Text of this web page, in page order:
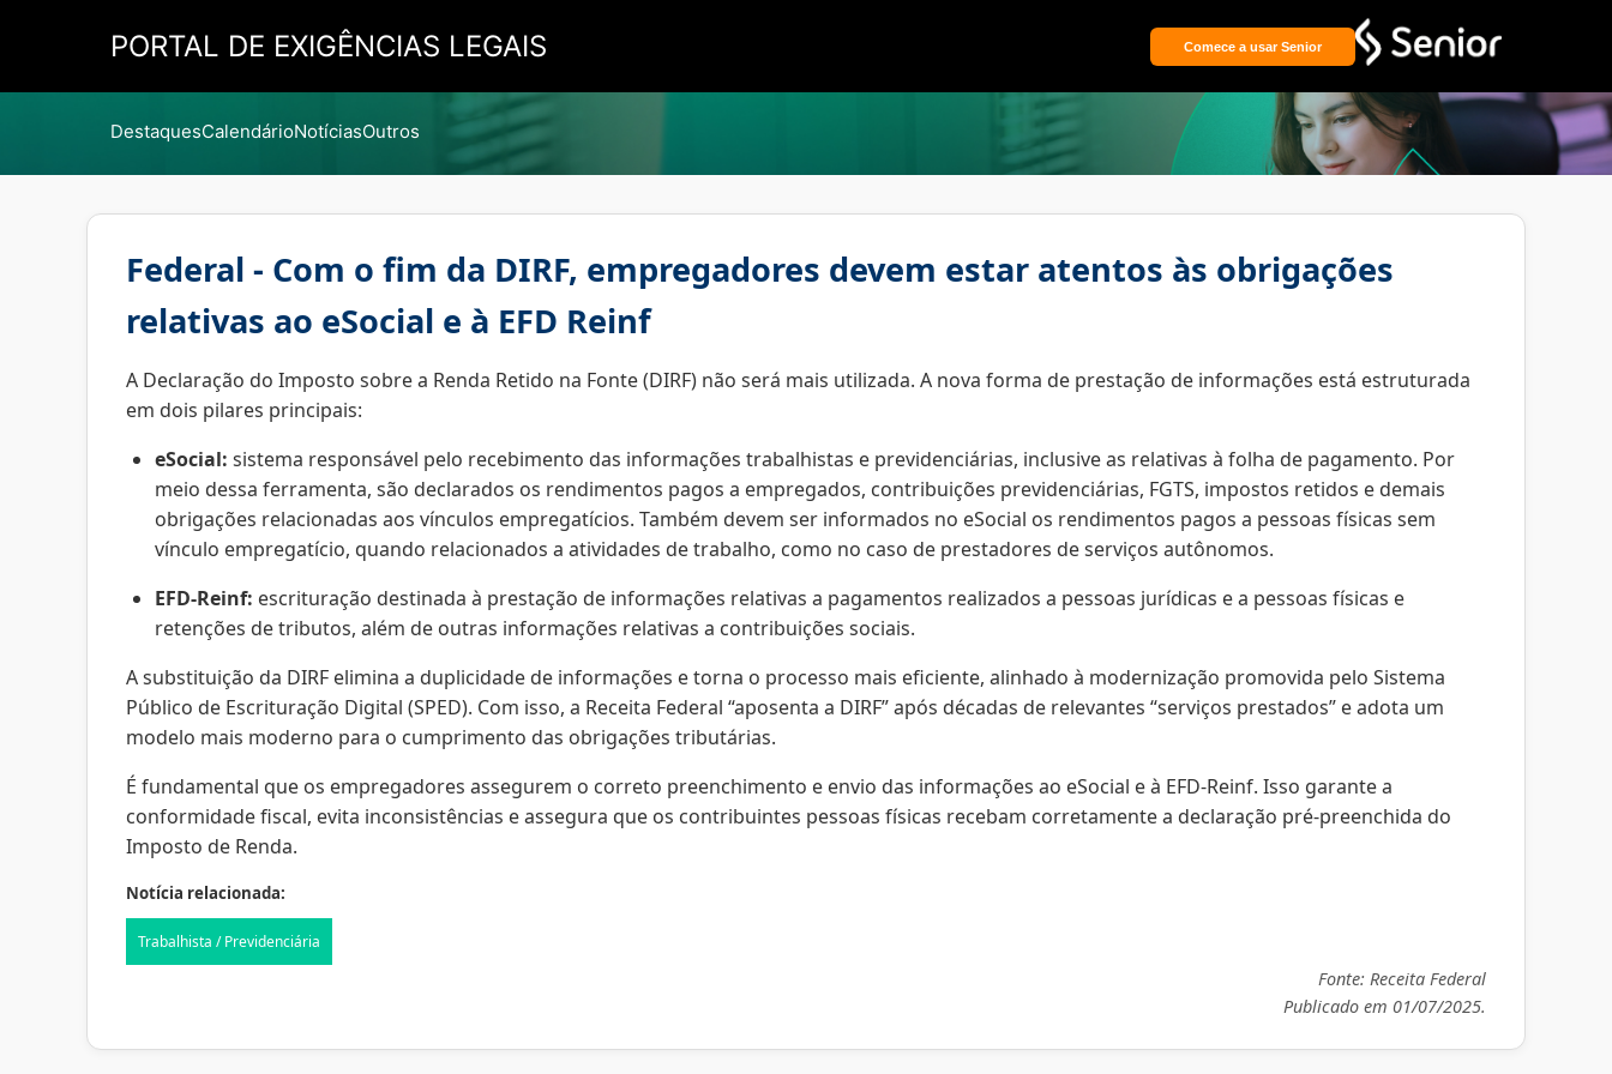
PORTAL DE EXIGÊNCIAS LEGAIS Comece a usar Senior
DestaquesCalendárioNotíciasOutros
Federal - Com o fim da DIRF, empregadores devem estar atentos às obrigações
relativas ao eSocial e à EFD Reinf
A Declaração do Imposto sobre a Renda Retido na Fonte (DIRF) não será mais utilizada. A nova forma de prestação de informações está estruturada
em dois pilares principais:
eSocial: sistema responsável pelo recebimento das informações trabalhistas e previdenciárias, inclusive as relativas à folha de pagamento. Por
meio dessa ferramenta, são declarados os rendimentos pagos a empregados, contribuições previdenciárias, FGTS, impostos retidos e demais
obrigações relacionadas aos vínculos empregatícios. Também devem ser informados no eSocial os rendimentos pagos a pessoas físicas sem
vínculo empregatício, quando relacionados a atividades de trabalho, como no caso de prestadores de serviços autônomos.
EFD-Reinf: escrituração destinada à prestação de informações relativas a pagamentos realizados a pessoas jurídicas e a pessoas físicas e
retenções de tributos, além de outras informações relativas a contribuições sociais.
A substituição da DIRF elimina a duplicidade de informações e torna o processo mais eficiente, alinhado à modernização promovida pelo Sistema
Público de Escrituração Digital (SPED). Com isso, a Receita Federal “aposenta a DIRF” após décadas de relevantes “serviços prestados” e adota um
modelo mais moderno para o cumprimento das obrigações tributárias.
É fundamental que os empregadores assegurem o correto preenchimento e envio das informações ao eSocial e à EFD-Reinf. Isso garante a
conformidade fiscal, evita inconsistências e assegura que os contribuintes pessoas físicas recebam corretamente a declaração pré-preenchida do
Imposto de Renda.
Notícia relacionada:
Trabalhista / Previdenciária
Fonte: Receita Federal
Publicado em 01/07/2025.